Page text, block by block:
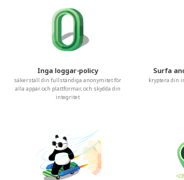
Inga loggar-policy
säkerställ din fullständiga anonymitet för
alla appar och plattformar, och skydda din
integritet
Surfa
kryptera din